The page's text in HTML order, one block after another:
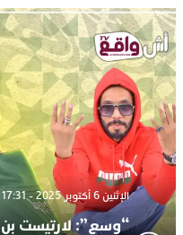
الإثنين 6 أكتوبر 2025 - 17:31
“وسع”: لارتيست